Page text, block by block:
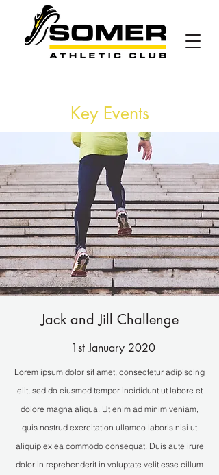
Key Events
Jack and Jill Challenge
1st January 2020
Lorem ipsum dolor sit amet, consectetur adipiscing
elit, sed do eiusmod tempor incididunt ut labore et
dolore magna aliqua. Ut enim ad minim veniam,
quis nostrud exercitation ullamco laboris nisi ut
aliquip ex ea commodo consequat. Duis aute irure
dolor in reprehenderit in voluptate velit esse cillum